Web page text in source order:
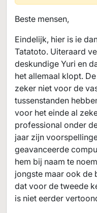
Beste mensen,
Eindelijk, hier is ie
Tatatoto. Uiteraard
deskundige Yuri en
het allemaal klopt.
zeker niet voor de
tussenstanden
voor het einde al
professional onder
jaar zijn
geavanceerde
hem bij naam te
jongste maar ook de
dat voor de tweede
is niet eerder